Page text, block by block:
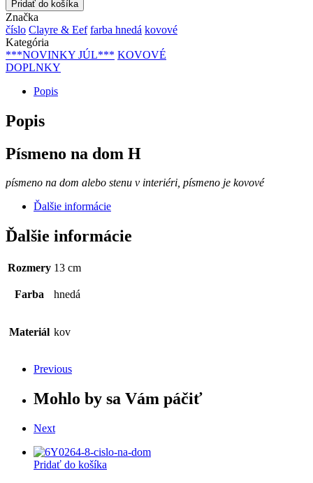
Pridať do košíka
Značka
číslo Clayre & Eef farba hnedá kovové
Kategória
***NOVINKY JÚL*** KOVOVÉ
DOPLNKY
Popis
Popis
Písmeno na dom H
písmeno na dom alebo stenu v interiéri, písmeno je kovové
Ďalšie informácie
Ďalšie informácie
Rozmery 13 cm
Farba hnedá
Materiál kov
Previous
Mohlo by sa Vám páčiť
Next
Pridať do košíka